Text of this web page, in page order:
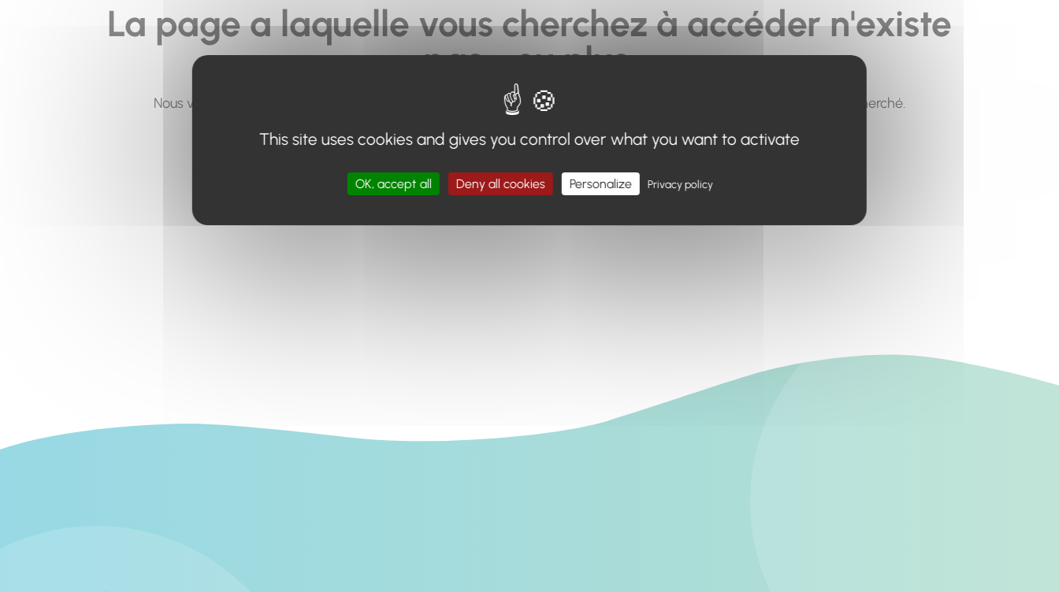
La page a laquelle vous cherchez à accéder n'existe
pas... ou plus.
Nous vous invitons à utiliser le moteur de recherche en haut de page, ou à utiliser le menu pour trouver le contenu recherché.
Retour à l'accueil
This site uses cookies and gives you control over what you want to activate
OK, accept all Deny all cookies Personalize Privacy policy